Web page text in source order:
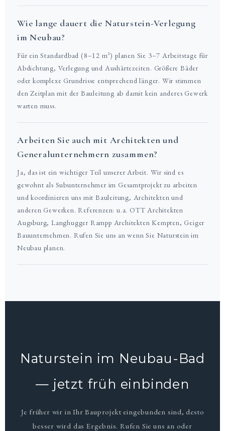
Wie lange dauert die Naturstein-Verlegung
im Neubau?
Für ein Standardbad (8–12 m²) planen Sie 3–7 Arbeitstage für
Abdichtung, Verlegung und Aushärtezeiten. Größere Bäder
oder komplexe Grundrisse entsprechend länger. Wir stimmen
den Zeitplan mit der Bauleitung ab damit kein anderes Gewerk
warten muss.
Arbeiten Sie auch mit Architekten und
Generalunternehmern zusammen?
Ja, das ist ein wichtiger Teil unserer Arbeit. Wir sind es
gewohnt als Subunternehmer im Gesamtprojekt zu arbeiten
und koordinieren uns mit Bauleitung, Architekten und
anderen Gewerken. Referenzen: u.a. OTT Architekten
Augsburg, Langhugger Rampp Architekten Kempten, Geiger
Bauunternehmen. Rufen Sie uns an wenn Sie Naturstein im
Neubau planen.
Naturstein im Neubau-Bad
— jetzt früh einbinden
Je früher wir in Ihr Bauprojekt eingebunden sind, desto
besser wird das Ergebnis. Rufen Sie uns an oder